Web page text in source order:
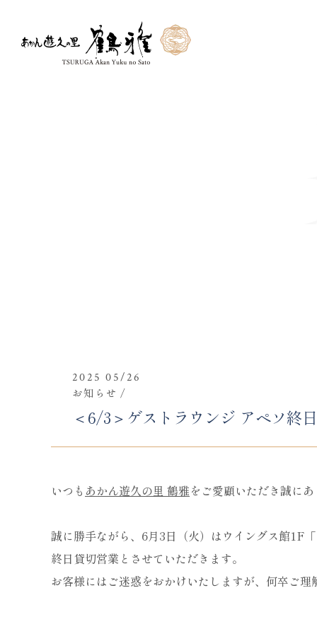
2025 05/26
お知らせ
＜6/3＞ゲストラウンジ アペソ終
いつも あかん遊久の里 鶴雅をご愛顧いただき誠に
誠に勝手ながら、6月3日（火）はウイングス館1F
終日貸切営業とさせていただきます。
お客様にはご迷惑をおかけいたしますが、何卒ご